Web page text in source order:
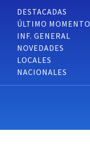
DESTACADAS
ÚLTIMO MOMENTO
INF. GENERAL
NOVEDADES
LOCALES
NACIONALES